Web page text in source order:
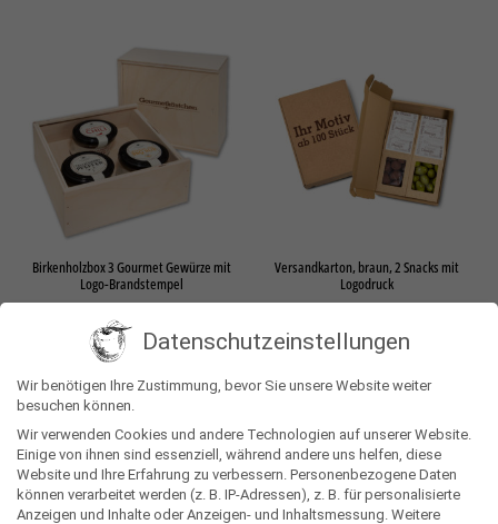
Birkenholzbox 3 Gourmet Gewürze mit
Logo-Brandstempel
23,93
Lieferzeit: 20 Werktage
Versandkarton, braun, 2 Snacks mit
Logodruck
Datenschutzeinstellungen
Wir benötigen Ihre Zustimmung, bevor Sie unsere Website weiter
besuchen können.
Wir verwenden Cookies und andere Technologien auf unserer Website.
Einige von ihnen sind essenziell, während andere uns helfen, diese
Website und Ihre Erfahrung zu verbessern. Personenbezogene Daten
können verarbeitet werden (z. B. IP-Adressen), z. B. für personalisierte
Anzeigen und Inhalte oder Anzeigen- und Inhaltsmessung. Weitere